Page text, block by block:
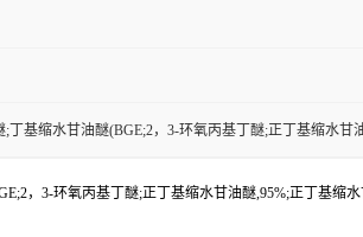
;丁基缩水甘油醚(BGE;2，3-环氧丙基丁醚;正丁基缩水
，3-环氧丙基丁醚;正丁基缩水甘油醚,95%;正丁基缩